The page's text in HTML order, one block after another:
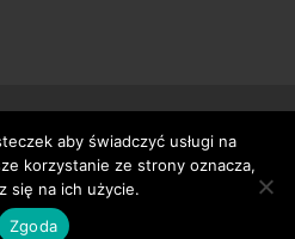
– zzgbogdanka.pl
stron www– H5studio.pl
aby świadczyć usługi na
korzystanie ze strony oznacza,
się na ich użycie.
Zgoda